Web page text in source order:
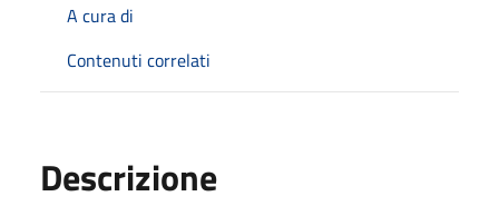
A cura di
Contenuti correlati
Descrizione